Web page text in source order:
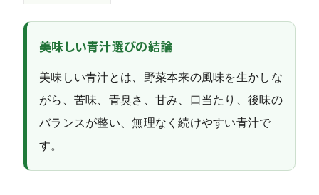
美味しい青汁選びの結論
美味しい青汁とは、野菜本来の風味を生かしな
がら、苦味、青臭さ、甘み、口当たり、後味の
バランスが整い、無理なく続けやすい青汁で
す。